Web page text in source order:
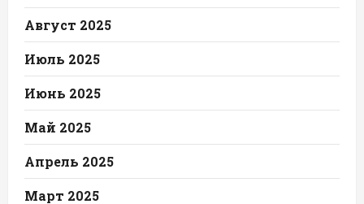
Август 2025
Июль 2025
Июнь 2025
Май 2025
Апрель 2025
Март 2025